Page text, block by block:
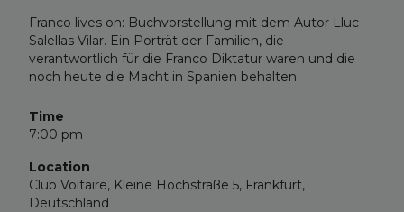
Franco lives on: Buchvorstellung mit dem Autor Lluc
Salellas Vilar. Ein Porträt der Familien, die
verantwortlich für die Franco Diktatur waren und die
noch heute die Macht in Spanien behalten.
Time
7:00 pm
Location
Club Voltaire, Kleine Hochstraße 5, Frankfurt,
Deutschland